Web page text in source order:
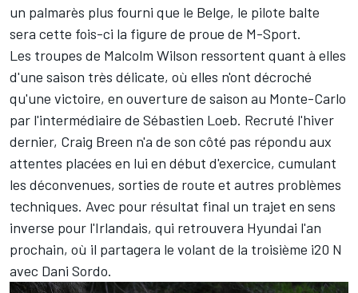
un palmarès plus fourni que le Belge, le pilote balte
sera cette fois-ci la figure de proue de M-Sport.
Les troupes de Malcolm Wilson ressortent quant à elles
d'une saison très délicate, où elles n'ont décroché
qu'une victoire, en ouverture de saison au Monte-Carlo
par l'intermédiaire de Sébastien Loeb. Recruté l'hiver
dernier, Craig Breen n'a de son côté pas répondu aux
attentes placées en lui en début d'exercice, cumulant
les déconvenues, sorties de route et autres problèmes
techniques. Avec pour résultat final un trajet en sens
inverse pour l'Irlandais, qui retrouvera Hyundai l'an
prochain, où il partagera le volant de la troisième i20 N
avec Dani Sordo.